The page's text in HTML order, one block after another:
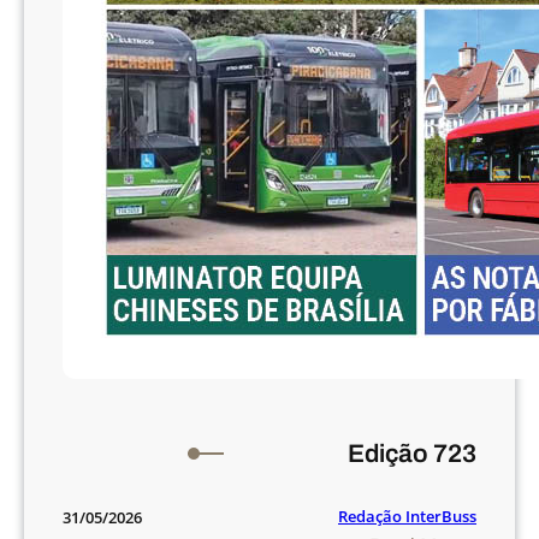
Edição 723
31/05/2026 Redação InterBuss